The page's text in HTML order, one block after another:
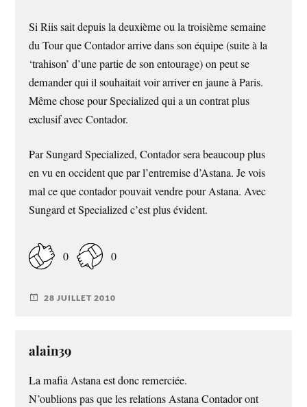
Si Riis sait depuis la deuxième ou la troisième semaine
du Tour que Contador arrive dans son équipe (suite à la
‘trahison’ d’une partie de son entourage) on peut se
demander qui il souhaitait voir arriver en jaune à Paris.
Même chose pour Specialized qui a un contrat plus
exclusif avec Contador.
Par Sungard Specialized, Contador sera beaucoup plus
en vu en occident que par l’entremise d’Astana. Je vois
mal ce que contador pouvait vendre pour Astana. Avec
Sungard et Specialized c’est plus évident.
0 0
28 JUILLET 2010
alain39
La mafia Astana est donc remerciée.
N’oublions pas que les relations Astana Contador ont